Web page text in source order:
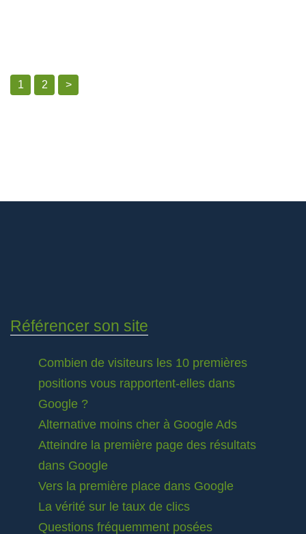
1 2 >
Référencer son site
Combien de visiteurs les 10 premières
positions vous rapportent-elles dans
Google ?
Alternative moins cher à Google Ads
Atteindre la première page des résultats
dans Google
Vers la première place dans Google
La vérité sur le taux de clics
Questions fréquemment posées